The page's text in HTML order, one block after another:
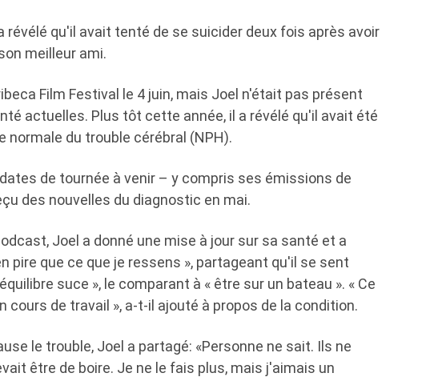
révélé qu'il avait tenté de se suicider deux fois après avoir
meilleur ami.
Film Festival le 4 juin, mais Joel n'était pas présent
actuelles. Plus tôt cette année, il a révélé qu'il avait été
du trouble cérébral (NPH).
de tournée à venir – y compris ses émissions de
des nouvelles du diagnostic en mai.
Joel a donné une mise à jour sur sa santé et a
pire que ce que je ressens », partageant qu'il se sent
suce », le comparant à « être sur un bateau ». « Ce
cours de travail », a-t-il ajouté à propos de la condition.
le trouble, Joel a partagé: «Personne ne sait. Ils ne
être de boire. Je ne le fais plus, mais j'aimais un